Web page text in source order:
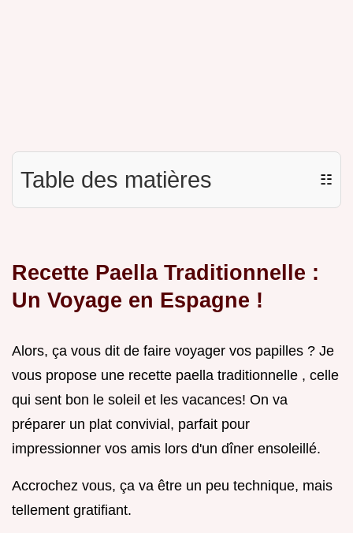
Table des matières ☷
Recette Paella Traditionnelle :
Un Voyage en Espagne !
Alors, ça vous dit de faire voyager vos papilles ? Je
vous propose une recette paella traditionnelle , celle
qui sent bon le soleil et les vacances! On va
préparer un plat convivial, parfait pour
impressionner vos amis lors d'un dîner ensoleillé.
Accrochez vous, ça va être un peu technique, mais
tellement gratifiant.